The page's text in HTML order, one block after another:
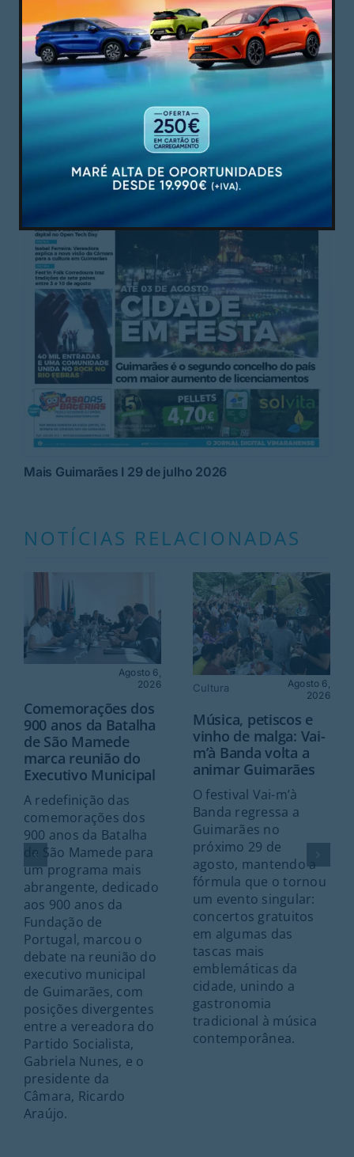
Mais Guimarães I 29 de julho 2026
NOTÍCIAS RELACIONADAS
Agosto 6,
2026
Comemorações dos
900 anos da Batalha
de São Mamede
marca reunião do
Executivo Municipal
A redefinição das
comemorações dos
900 anos da Batalha
de São Mamede para
um programa mais
abrangente, dedicado
aos 900 anos da
Fundação de
Portugal, marcou o
debate na reunião do
executivo municipal
de Guimarães, com
posições divergentes
entre a vereadora do
Partido Socialista,
Gabriela Nunes, e o
presidente da
Câmara, Ricardo
Araújo.
Cultura
Agosto 6,
2026
Música, petiscos e
vinho de malga: Vai-
m’à Banda volta a
animar Guimarães
O festival Vai-m’à
Banda regressa a
Guimarães no
próximo 29 de
agosto, mantendo a
fórmula que o tornou
um evento singular:
concertos gratuitos
em algumas das
tascas mais
emblemáticas da
cidade, unindo a
gastronomia
tradicional à música
contemporânea.